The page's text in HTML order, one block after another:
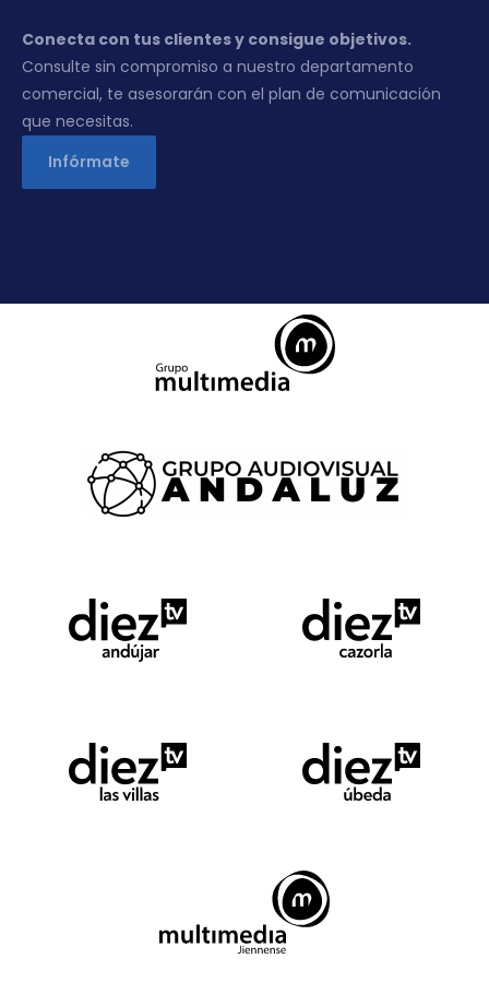
Conecta con tus clientes y consigue objetivos.
Consulte sin compromiso a nuestro departamento
comercial, te asesorarán con el plan de comunicación
que necesitas.
Infórmate